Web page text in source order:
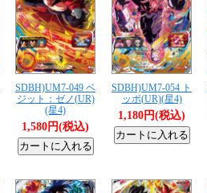
SDBH)UM7-049 ベ
ジット：ゼノ(UR)
(星4)
1,580円(税込)
SDBH)UM7-054 ト
ッポ(UR)(星4)
1,180円(税込)